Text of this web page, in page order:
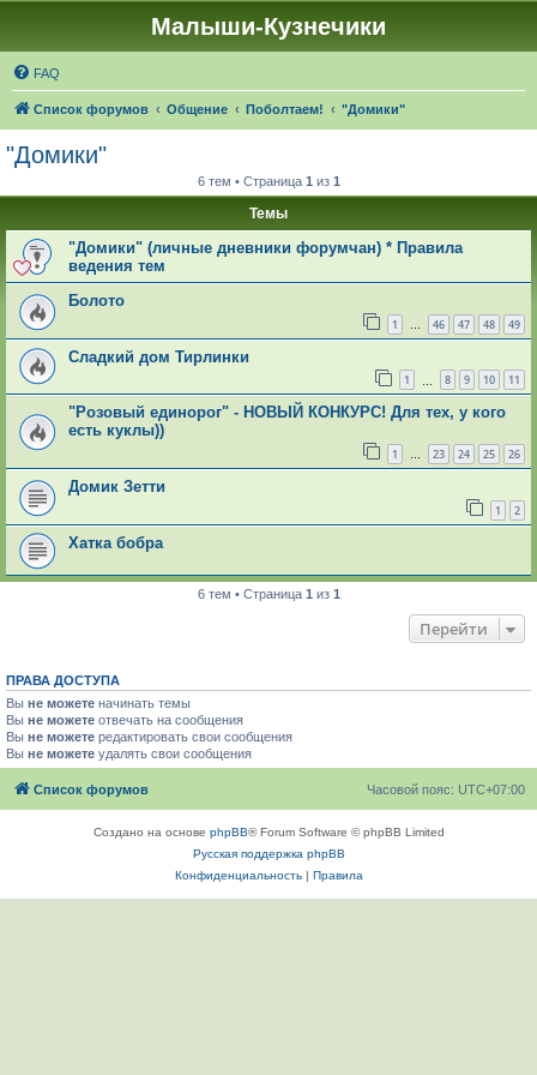
Малыши-Кузнечики
FAQ
Список форумов Общение Поболтаем! "Домики"
"Домики"
6 тем • Страница 1 из 1
Темы
"Домики" (личные дневники форумчан) * Правила
ведения тем
Болото
1 … 46 47 48 49
Сладкий дом Тирлинки
1 8 9 10 11
"Розовый единорог" - НОВЫЙ КОНКУРС! Для тех, у кого
есть куклы))
1 … 23 24 25 26
Домик Зетти
1 2
Хатка бобра
6 тем • Страница 1 из 1
Перейти
ПРАВА ДОСТУПА
Вы не можете начинать темы
Вы не можете отвечать на сообщения
Вы не можете редактировать свои сообщения
Вы не можете удалять свои сообщения
Список форумов Часовой пояс: UTC+07:00
Создано на основе phpBB® Forum Software © phpBB Limited
Русская поддержка phpBB
Конфиденциальность| Правила